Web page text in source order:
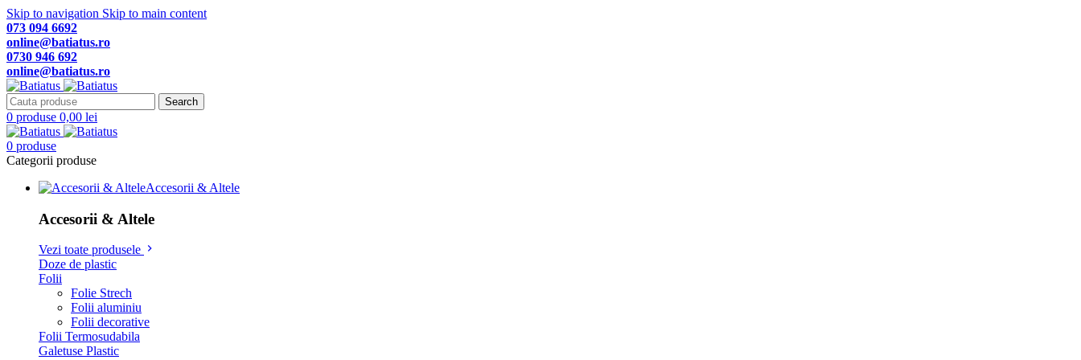
Skip to navigation Skip to main content
073 094 6692
online@batiatus.ro
0730 946 692
online@batiatus.ro
Search
0 produse 0,00 lei
0 produse
Categorii produse
Accesorii & Altele
Accesorii & Altele
Vezi toate produsele
Doze de plastic
Folii
Folie Strech
Folii aluminiu
Folii decorative
Folii Termosudabila
Galetuse Plastic